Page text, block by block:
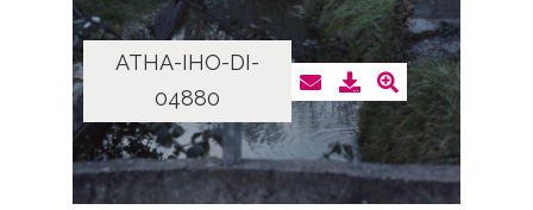
ATHA-IHO-DI-
04880